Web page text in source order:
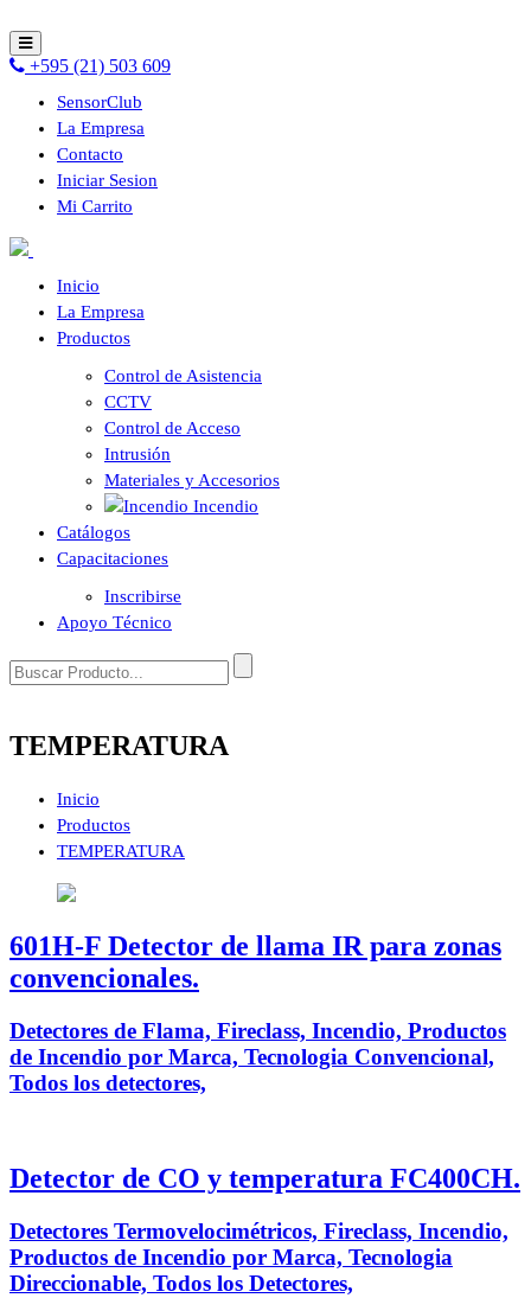
+595 (21) 503 609
SensorClub
La Empresa
Contacto
Iniciar Sesion
Mi Carrito
Inicio
La Empresa
Productos
Control de Asistencia
CCTV
Control de Acceso
Intrusión
Materiales y Accesorios
Incendio
Catálogos
Capacitaciones
Inscribirse
Apoyo Técnico
TEMPERATURA
Inicio
Productos
TEMPERATURA
601H-F Detector de llama IR para zonas
convencionales.
Detectores de Flama, Fireclass, Incendio, Productos
de Incendio por Marca, Tecnologia Convencional,
Todos los detectores,
Detector de CO y temperatura FC400CH.
Detectores Termovelocimétricos, Fireclass, Incendio,
Productos de Incendio por Marca, Tecnologia
Direccionable, Todos los Detectores,